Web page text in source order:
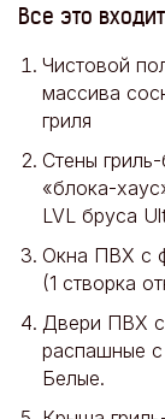
Все это
Чистовой
массива
гриля
Стены
«блока-
LVL бруса
Окна ПВХ c
(1 створка
Двери ПВХ
распашные
Белые.